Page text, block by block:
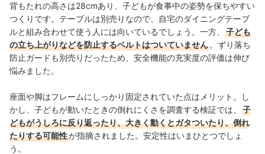
背もたれの高さは28cmあり、子どもが食事中の姿勢を保ちやすい
つくりです。テーブルは別売りなので、自宅のダイニングテーブ
ルと組み合わせて使う人には向いているでしょう。一方、
子ども
の立ち上がりなどを防止するベルトはついていません 。ずり落ち
防止ガードも別売りだったため、安全機能の充実度の評価は伸び
悩みました。
座面や脚はフレームにしっかり固定されていた点はメリット。し
かし、子どもが動いたときの倒れにくさを調査する検証では、
子
どもがうしろに反り返ったり、大きく動くとガタついたり、倒れ
たりする可能性が指摘されました。安定性はいまひとつでしょ
う。